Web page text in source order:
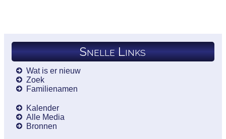
Snelle Links
Wat is er nieuw
Zoek
Familienamen
Kalender
Alle Media
Bronnen